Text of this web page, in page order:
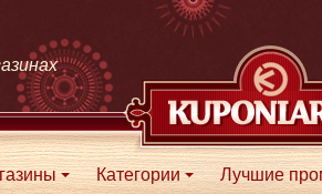
Категории Лучшие